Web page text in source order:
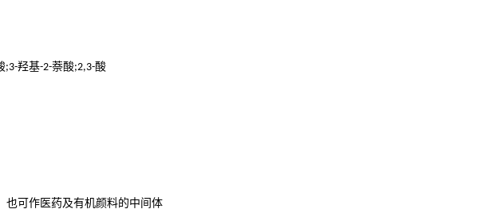
;3-羟基-2-萘酸;2,3-酸
也可作医药及有机颜料的中间体